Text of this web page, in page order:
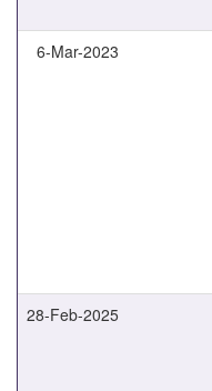
6-Mar-2023
28-Feb-2025